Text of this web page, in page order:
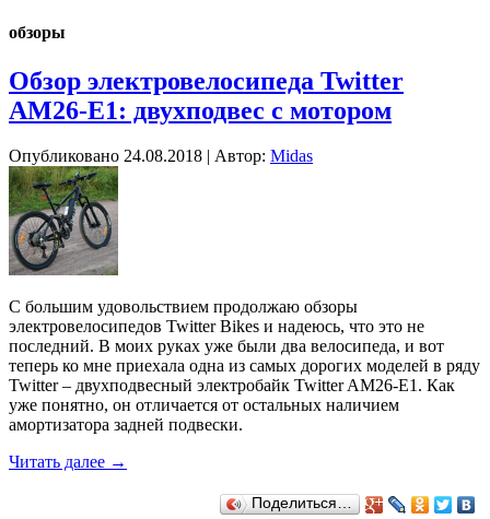
обзоры
Обзор электровелосипеда Twitter
AM26-E1: двухподвес с мотором
Опубликовано 24.08.2018 | Автор: Midas
С большим удовольствием продолжаю обзоры
электровелосипедов Twitter Bikes и надеюсь, что это не
последний. В моих руках уже были два велосипеда, и вот
теперь ко мне приехала одна из самых дорогих моделей в ряду
Twitter – двухподвесный электробайк Twitter AM26-E1. Как
уже понятно, он отличается от остальных наличием
амортизатора задней подвески.
Читать далее →
Поделиться…